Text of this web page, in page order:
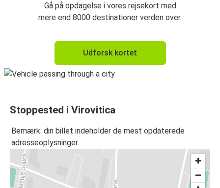
Gå på opdagelse i vores rejsekort med
mere end 8000 destinationer verden over.
Udforsk kortet
Stoppested i Virovitica
Bemærk: din billet indeholder de mest opdaterede
adresseoplysninger.